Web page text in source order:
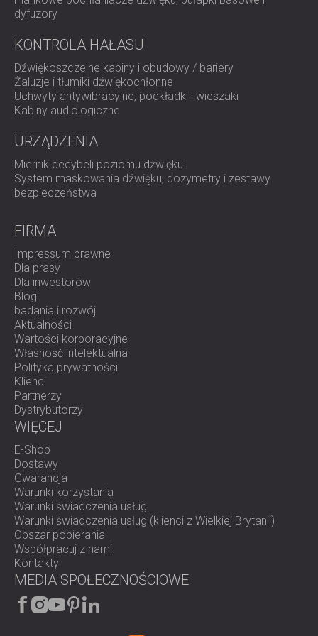
oferuje teraz profesjonalne i komfortowe środowisko do
rozmów biznesowych.
Chcesz udoskonalić przestrzeń komunikacyjną w
swoim biurze?
akustyczne do sal konferencyjnych, pomieszczeń do
pracy w skupieniu i biur.
markowe i skuteczne rozwiązania akustyczne.
dyfuzory
KONTROLA HAŁASU
Dźwiękoszczelne kabiny i obudowy / bariery
Żaluzje i tłumiki dźwiękochłonne
Uchwyty antywibracyjne, podkładki i wieszaki
Kabiny audiologiczne
URZĄDZENIA
Miernik decybeli poziomu dźwięku
System maskowania dźwięku, dozymetry i zestawy
bezpieczeństwa
FIRMA
Impressum prawne
Dla prasy
Dla inwestorów
Blog
badania i rozwój
Aktualności
Wartości korporacyjne
Własność intelektualna
Polityka prywatności
Klienci
Partnerzy
Dystrybutorzy
WIĘCEJ
E-Shop
Dostawy
Gwarancja
Warunki korzystania
Warunki świadczenia usług
Warunki świadczenia usług (klienci z Wielkiej Brytanii)
Obszar pobierania
Współpracuj z nami
Kontakty
MEDIA SPOŁECZNOŚCIOWE